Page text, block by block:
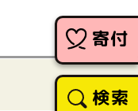
寄付
検索